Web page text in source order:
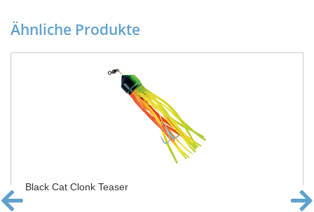
Ähnliche Produkte
Black Cat Clonk Teaser